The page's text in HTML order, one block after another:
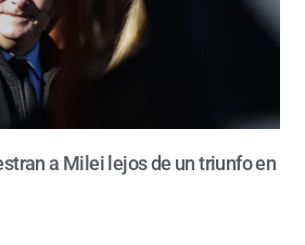
a Milei lejos de un triunfo en